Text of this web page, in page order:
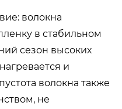
волокна
в стабильном
сезон высоких
и
волокна также
не